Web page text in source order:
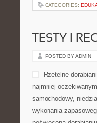
CATEGORIES:
TESTY I
POSTED BY ADMIN
Rzetelne
najmniej
samochodowy,
wykonania